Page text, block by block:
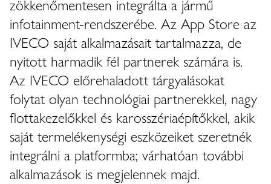
zökkenőmentesen integrálta a jármű
infotainment-rendszerébe. Az App Store az
IVECO saját alkalmazásait tartalmazza, de
nyitott harmadik fél partnerek számára is.
Az IVECO előrehaladott tárgyalásokat
folytat olyan technológiai partnerekkel, nagy
flottakezelőkkel és karosszériaépítőkkel, akik
saját termelékenységi eszközeiket szeretnék
integrálni a platformba; várhatóan további
alkalmazások is megjelennek majd.